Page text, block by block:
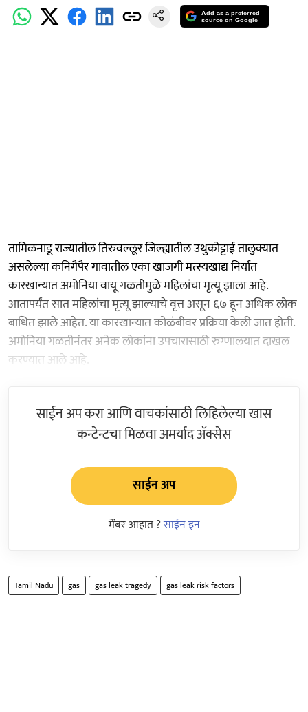
Add as a preferred
source on Google
तामिळनाडू राज्यातील तिरुवल्लूर जिल्ह्यातील उथुकोट्टाई तालुक्यात
असलेल्या कनिगैपैर गावातील एका खाजगी मत्स्यखाद्य निर्यात
कारखान्यात अमोनिया वायू गळतीमुळे महिलांचा मृत्यू झाला आहे.
आतापर्यंत सात महिलांचा मृत्यू झाल्याचे वृत्त असून ६७ हून अधिक लोक
बाधित झाले आहेत. या कारखान्यात कोळंबीवर प्रक्रिया केली जात होती.
अमोनिया गळतीनंतर अनेक लोकांना उपचारासाठी रुग्णालयात दाखल
करण्यात आले आहे.
साईन अप करा आणि वाचकांसाठी लिहिलेल्या खास
कन्टेन्टचा मिळवा अमर्याद ॲक्सेस
साईन अप
मेंबर आहात ?साईन इन
Tamil Nadu gas gas leak tragedy gas leak risk factors